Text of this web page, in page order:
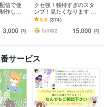
信で使
作しま
スタン
した！
3,000 円
クセ強！独特すぎのスタ
ンプ！見たくなります 大
手企業様お墨付きクオリ
ティ！キャラ映え間違い
ナシ！
5.0 (374)
fumi02
15,000 円
サービス